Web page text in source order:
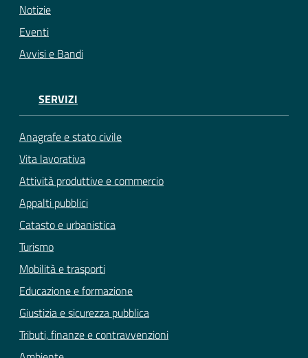
Notizie
Eventi
Avvisi e Bandi
SERVIZI
Anagrafe e stato civile
Vita lavorativa
Attività produttive e commercio
Appalti pubblici
Catasto e urbanistica
Turismo
Mobilità e trasporti
Educazione e formazione
Giustizia e sicurezza pubblica
Tributi, finanze e contravvenzioni